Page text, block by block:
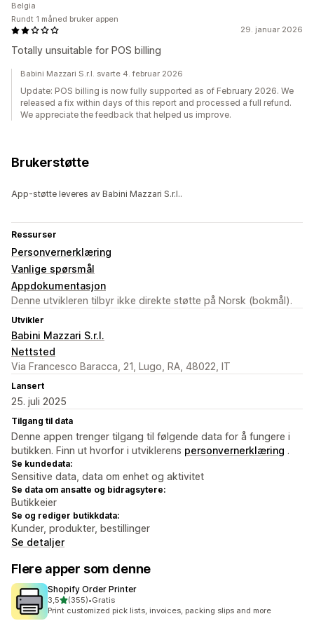
29. januar 2026
Totally unsuitable for POS billing
Belgia
Rundt 1 måned bruker appen
Babini Mazzari S.r.l. svarte 4. februar 2026
Update: POS billing is now fully supported as of February 2026. We
released a fix within days of this report and processed a full refund.
We appreciate the feedback that helped us improve.
Brukerstøtte
App-støtte leveres av Babini Mazzari S.r.l..
Ressurser
Personvernerklæring
Vanlige spørsmål
Appdokumentasjon
Denne utvikleren tilbyr ikke direkte støtte på Norsk (bokmål).
Utvikler
Babini Mazzari S.r.l.
Nettsted
Via Francesco Baracca, 21, Lugo, RA, 48022, IT
Lansert
25. juli 2025
Tilgang til data
Denne appen trenger tilgang til følgende data for å fungere i
butikken. Finn ut hvorfor i utviklerens personvernerklæring .
Se kundedata:
Sensitive data, data om enhet og aktivitet
Se data om ansatte og bidragsytere:
Butikkeier
Se og rediger butikkdata:
Kunder, produkter, bestillinger
Se detaljer
Flere apper som denne
Shopify Order Printer
3,5av 5 stjerner
(355)
Totalt 355 omtaler
•Gratis
Print customized pick lists, invoices, packing slips and more